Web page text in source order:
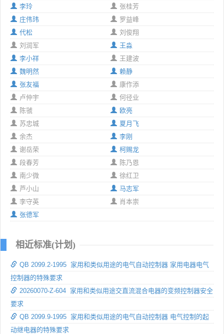
李玲
张桂芳
庄伟玮
罗益峰
代松
刘俊翔
刘润军
王淼
李小祥
王建波
魏明然
赖静
张友福
康作添
卢仲宇
何径业
陈虢
欧亮
苏忠城
夏月飞
余杰
李刚
谢岳荣
柯赐龙
段春芳
陈乃恩
南少微
徐红卫
芦小山
马志军
李守英
肖本崇
张德军
相近标准(计划)
QB 2099.2-1995 家用和类似用途的电气自动控制器 家用电器电气
控制器的特殊要求
20260070-Z-604 家用和类似用途交直流混合电器的变频控制器安全
要求
QB 2099.9-1995 家用和类似用途的电气自动控制器 电气控制的起
动继电器的特殊要求